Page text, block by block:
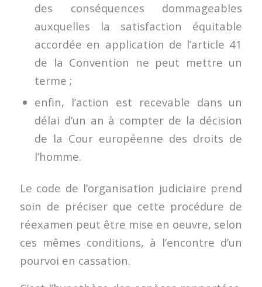
des conséquences dommageables
auxquelles la satisfaction équitable
accordée en application de l’article 41
de la Convention ne peut mettre un
terme ;
enfin, l’action est recevable dans un
délai d’un an à compter de la décision
de la Cour européenne des droits de
l’homme.
Le code de l’organisation judiciaire prend
soin de préciser que cette procédure de
réexamen peut être mise en oeuvre, selon
ces mêmes conditions, à l’encontre d’un
pourvoi en cassation.